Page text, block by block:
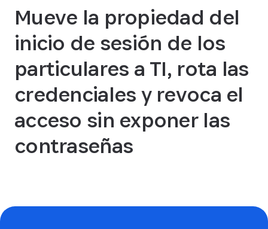
Mueve la propiedad del
inicio de sesión de los
particulares a TI, rota las
credenciales y revoca el
acceso sin exponer las
contraseñas